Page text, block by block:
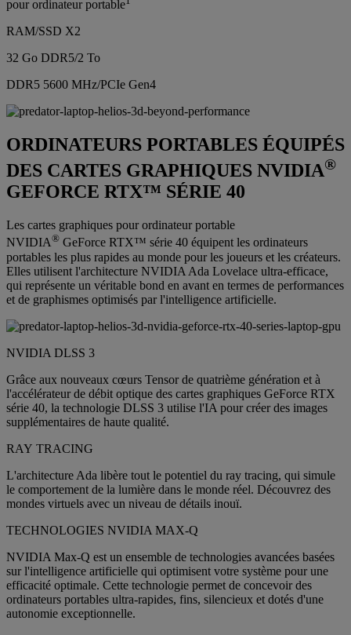
pour ordinateur portable
RAM/SSD X2
32 Go DDR5/2 To
DDR5 5600 MHz/PCIe Gen4
ORDINATEURS PORTABLES ÉQUIPÉS
DES CARTES GRAPHIQUES NVIDIA®
GEFORCE RTX™ SÉRIE 40
Les cartes graphiques pour ordinateur portable
NVIDIA® GeForce RTX™ série 40 équipent les ordinateurs
portables les plus rapides au monde pour les joueurs et les créateurs.
Elles utilisent l'architecture NVIDIA Ada Lovelace ultra-efficace,
qui représente un véritable bond en avant en termes de performances
et de graphismes optimisés par l'intelligence artificielle.
NVIDIA DLSS 3
Grâce aux nouveaux cœurs Tensor de quatrième génération et à
l'accélérateur de débit optique des cartes graphiques GeForce RTX
série 40, la technologie DLSS 3 utilise l'IA pour créer des images
supplémentaires de haute qualité.
RAY TRACING
L'architecture Ada libère tout le potentiel du ray tracing, qui simule
le comportement de la lumière dans le monde réel. Découvrez des
mondes virtuels avec un niveau de détails inouï.
TECHNOLOGIES NVIDIA MAX-Q
NVIDIA Max-Q est un ensemble de technologies avancées basées
sur l'intelligence artificielle qui optimisent votre système pour une
efficacité optimale. Cette technologie permet de concevoir des
ordinateurs portables ultra-rapides, fins, silencieux et dotés d'une
autonomie exceptionnelle.